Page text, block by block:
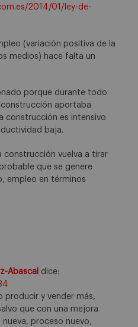
2014/01/ley-de-
(variación positiva de la
medios) hace falta un
porque durante todo
aportaba
construcción es intensivo
baja.
construcción vuelva a tirar
que se genere
empleo en términos
Abascal dice:
producir y vender más,
que con una mejora
proceso nuevo,